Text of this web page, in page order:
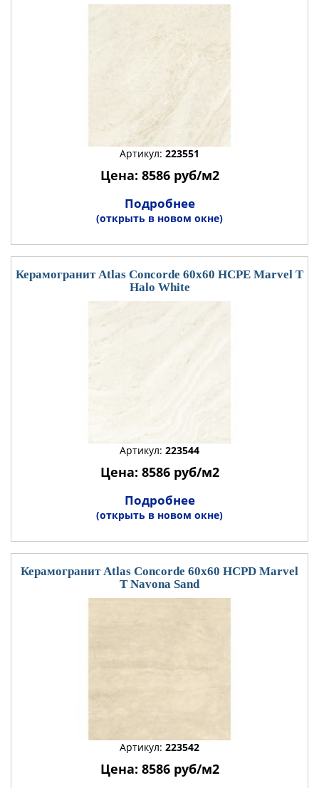
Артикул: 223551
Цена: 8586 руб/м2
Подробнее
(открыть в новом окне)
Керамогранит Atlas Concorde 60x60 HCPE Marvel T
Halo White
Артикул: 223544
Цена: 8586 руб/м2
Подробнее
(открыть в новом окне)
Керамогранит Atlas Concorde 60x60 HCPD Marvel
T Navona Sand
Артикул: 223542
Цена: 8586 руб/м2